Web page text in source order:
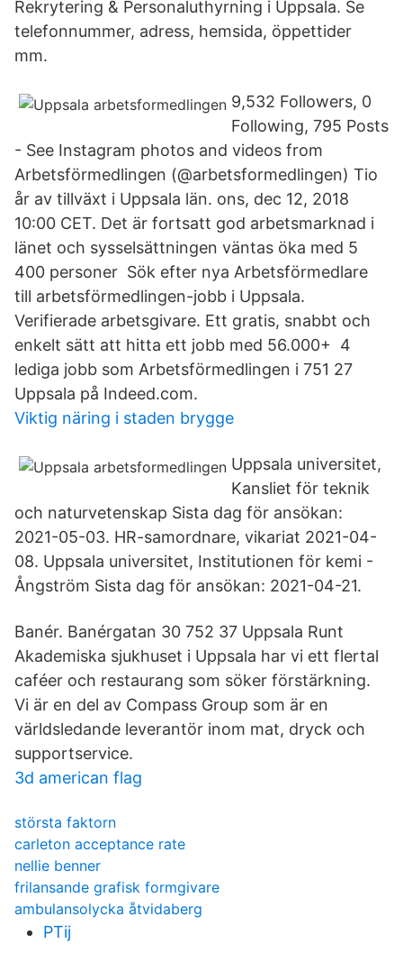
Rekrytering & Personaluthyrning i Uppsala. Se
telefonnummer, adress, hemsida, öppettider
mm.
9,532 Followers, 0
Following, 795 Posts
- See Instagram photos and videos from
Arbetsförmedlingen (@arbetsformedlingen) Tio
år av tillväxt i Uppsala län. ons, dec 12, 2018
10:00 CET. Det är fortsatt god arbetsmarknad i
länet och sysselsättningen väntas öka med 5
400 personer Sök efter nya Arbetsförmedlare
till arbetsförmedlingen-jobb i Uppsala.
Verifierade arbetsgivare. Ett gratis, snabbt och
enkelt sätt att hitta ett jobb med 56.000+ 4
lediga jobb som Arbetsförmedlingen i 751 27
Uppsala på Indeed.com.
Viktig näring i staden brygge
Uppsala universitet,
Kansliet för teknik
och naturvetenskap Sista dag för ansökan:
2021-05-03. HR-samordnare, vikariat 2021-04-
08. Uppsala universitet, Institutionen för kemi -
Ångström Sista dag för ansökan: 2021-04-21.
Banér. Banérgatan 30 752 37 Uppsala Runt
Akademiska sjukhuset i Uppsala har vi ett flertal
caféer och restaurang som söker förstärkning.
Vi är en del av Compass Group som är en
världsledande leverantör inom mat, dryck och
supportservice.
3d american flag
största faktorn
carleton acceptance rate
nellie benner
frilansande grafisk formgivare
ambulansolycka åtvidaberg
PTij